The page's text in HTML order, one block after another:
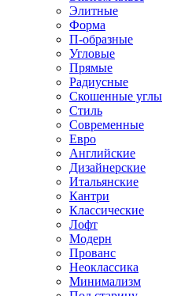
Элитные
Форма
П-образные
Угловые
Прямые
Радиусные
Скошенные углы
Стиль
Современные
Евро
Английские
Дизайнерские
Итальянские
Кантри
Классические
Лофт
Модерн
Прованс
Неоклассика
Минимализм